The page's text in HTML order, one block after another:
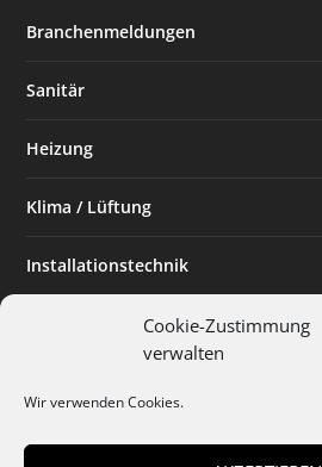
Cookie-Zustimmung
verwalten
Wir verwenden Cookies.
Branchenmeldungen
Sanitär
Heizung
Klima / Lüftung
Installationstechnik
Planen & Bauen
Installateur des Monats